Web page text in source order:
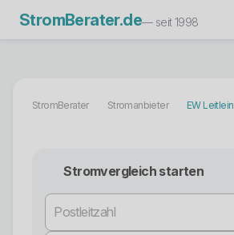
StromBerater.de— seit 1998
StromBerater Stromanbieter EW Leitlein
Stromvergleich starten